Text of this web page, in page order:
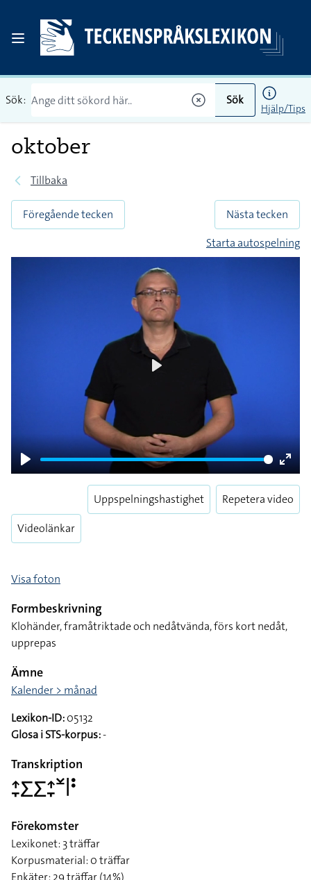
Sök: Sök
Hjälp/Tips
oktober
Tillbaka
Föregående tecken
Nästa tecken
Starta autospelning
Play
Enter
Videolänkar
Uppspelningshastighet Repetera video
Visa foton
Formbeskrivning
Klohänder, framåtriktade och nedåtvända, förs kort nedåt,
upprepas
Ämne
Kalender > månad
Lexikon-ID:05132
Glosa i STS-korpus:-
Transkription
􌤴􌥙􌤥􌤥􌤴􌥙􌥸􌥼􌥻
Förekomster
Lexikonet: 3 träffar
Korpusmaterial: 0 träffar
Enkäter: 29 träffar (14%)